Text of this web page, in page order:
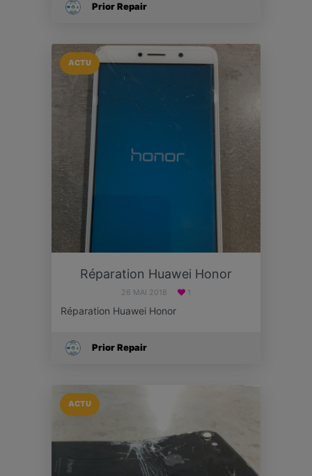
Prior Repair
ACTU
Réparation Huawei Honor
26 MAI 2018 1
Réparation Huawei Honor
Prior Repair
ACTU